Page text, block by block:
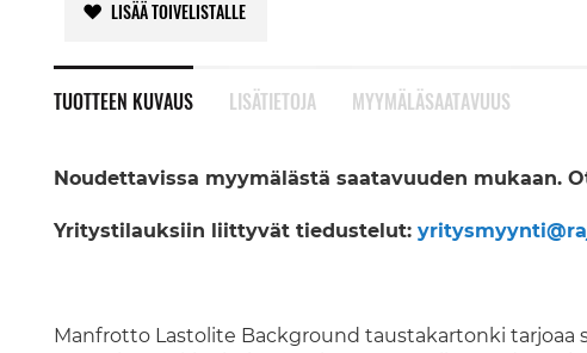
LISÄÄ TOIVELISTALLE
TUOTTEEN KUVAUS
Noudettavissa myymälästä saatavuuden mukaan.
Yritystilauksiin liittyvät tiedustelut:
Manfrotto Lastolite Background taustakartonki
LISÄTIETOJA MYYMÄLÄSAATAVUUS